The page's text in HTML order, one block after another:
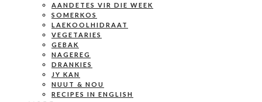
AANDETES VIR DIE WEEK
SOMERKOS
LAEKOOLHIDRAAT
VEGETARIES
GEBAK
NAGEREG
DRANKIES
JY KAN
NUUT & NOU
RECIPES IN ENGLISH